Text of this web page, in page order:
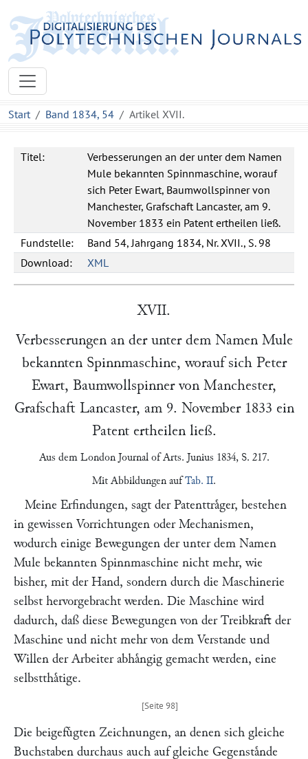
Start Band 1834, 54 Artikel XVII.
Titel:
Verbesserungen an der unter dem Namen
Mule bekannten Spinnmaschine, worauf
sich Peter Ewart, Baumwollspinner von
Manchester, Grafschaft Lancaster, am 9.
November 1833 ein Patent ertheilen ließ.
Fundstelle:
Band 54, Jahrgang 1834, Nr. XVII., S. 98
Download:
XML
XVII.
Verbesserungen an der unter dem Namen Mule
bekannten Spinnmaschine, worauf sich Peter
Ewart, Baumwollspinner von Manchester,
Grafschaft Lancaster, am 9. November 1833 ein
Patent ertheilen ließ.
Aus dem London Journal of Arts. Junius 1834, S. 217.
Mit Abbildungen aufTab. II.
Meine Erfindungen, sagt der Patenttraͤger, bestehen
in gewissen Vorrichtungen oder Mechanismen,
wodurch einige Bewegungen der unter dem Namen
Mule bekannten Spinnmaschine nicht mehr, wie
bisher, mit der Hand, sondern durch die Maschinerie
selbst hervorgebracht werden. Die Maschine wird
dadurch, daß diese Bewegungen von der Treibkraft der
Maschine und nicht mehr von dem Verstande und
Willen der Arbeiter abhaͤngig gemacht werden, eine
selbstthaͤtige.
Die beigefuͤgten Zeichnungen, an denen sich gleiche
Buchstaben durchaus auch auf gleiche Gegenstaͤnde